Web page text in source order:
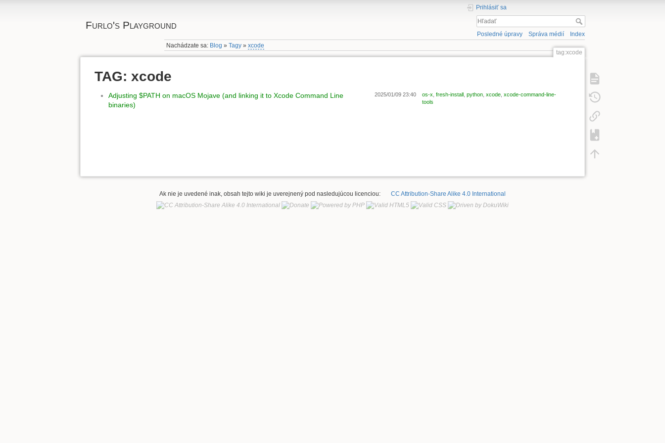
Furlo's Playground
Prihlásiť sa
Posledné úpravy Správa médií
Index
Nachádzate sa: Blog »Tagy »xcode
tag:xcode
TAG: xcode
Adjusting $PATH on macOS Mojave (and linking it to Xcode Command Line
binaries)
2025/01/09 23:40 os-x fresh-install python xcode xcode-command-line-
tools
Ak nie je uvedené inak, obsah tejto wiki je uverejnený pod nasledujúcou licenciou: CC Attribution-Share Alike 4.0 International